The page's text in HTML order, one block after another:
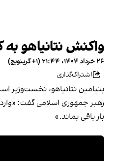
واکنش نتانیاهو
۲۶ خرداد ۱۴۰۴، ۲۱:۴۴ (‎+۱ گرینویچ)
اشتراک‌گذاری
بنیامین نتانیاهو، نخست‌وزیر
رهبر جمهوری اسلامی گفت:
باز باقی بماند.»